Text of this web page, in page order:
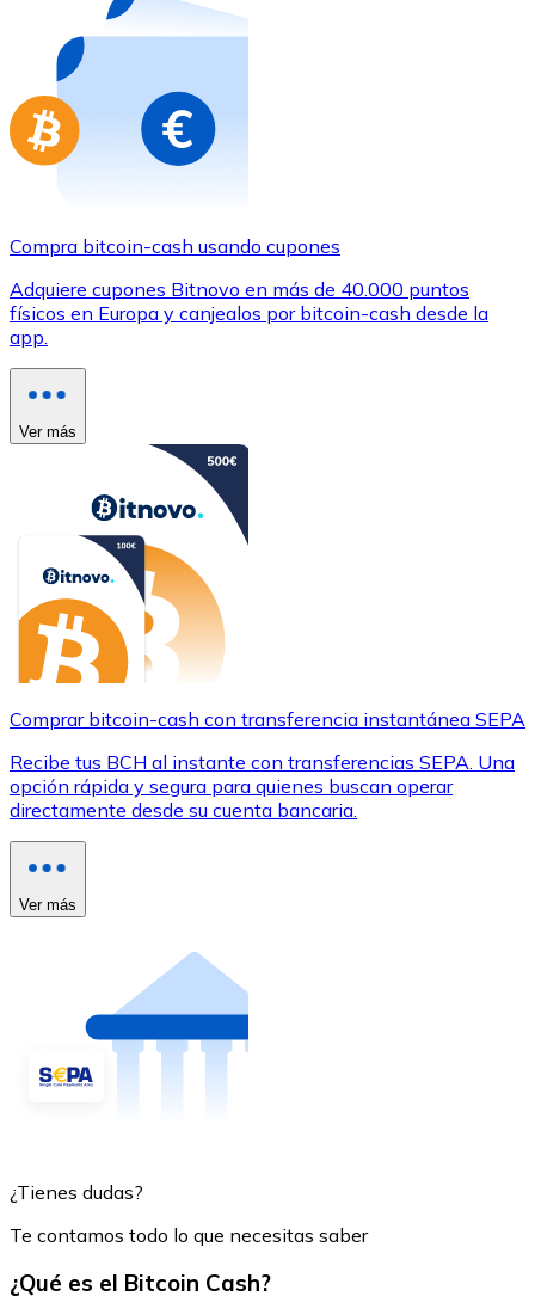
Ir a la tienda de tarjetas regalo
Compra bitcoin-cash usando cupones
Adquiere cupones Bitnovo en más de 40.000 puntos
físicos en Europa y canjealos por bitcoin-cash desde la
app.
Ver más
Comprar bitcoin-cash con transferencia instantánea SEPA
Recibe tus BCH al instante con transferencias SEPA. Una
opción rápida y segura para quienes buscan operar
directamente desde su cuenta bancaria.
Ver más
¿Tienes dudas?
Te contamos todo lo que necesitas saber
¿Qué es el Bitcoin Cash?